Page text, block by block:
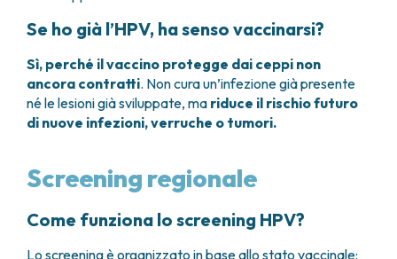
Se ho già l’HPV, ha senso vaccinarsi?
Sì, perché il vaccino protegge dai ceppi non
ancora contratti. Non cura un’infezione già presente
né le lesioni già sviluppate, ma riduce il rischio futuro
di nuove infezioni, verruche o tumori.
Screening regionale
Come funziona lo screening HPV?
Lo screening è organizzato in base allo stato vaccinale: